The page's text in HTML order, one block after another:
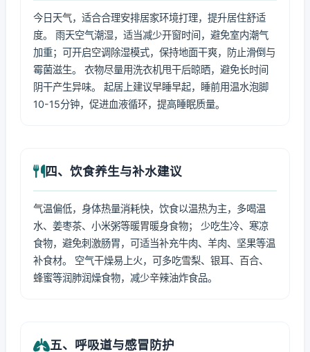
今日天气，适合合理安排居家环境打理，提升居住舒适
度。 雨天空气潮湿，适当减少开窗时间，避免室内潮气
加重；可开启空调除湿模式，保持地面干爽，防止滑倒与
霉菌滋生。 衣物尽量用洗衣机甩干后晾晒，避免长时间
阴干产生异味。 起居上建议早睡早起，睡前用温水泡脚
10-15分钟，促进血液循环，提高睡眠质量。
四、饮食养生与补水建议
气温偏低，身体热量消耗快，饮食以温热为主，多喝温
水、姜枣茶、小米粥等暖胃暖身食物； 少吃生冷、寒凉
食物，避免刺激肠胃，可适当补充牛肉、羊肉、坚果等温
补食材。 空气干燥易上火，可多吃雪梨、银耳、百合、
蜂蜜等润肺润燥食物，减少辛辣油炸食品。
五、呼吸道与感冒防护